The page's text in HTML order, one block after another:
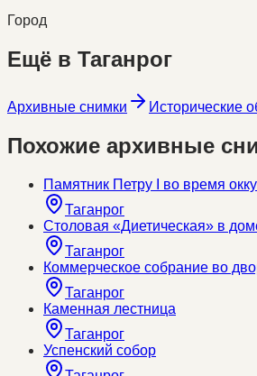
Город
Ещё в Таганрог
Архивные снимки Исторические
Похожие архивные
Памятник Петру I во время
Таганрог
Столовая «Диетическая» в
Таганрог
Коммерческое собрание во
Таганрог
Каменная лестница
Таганрог
Успенский собор